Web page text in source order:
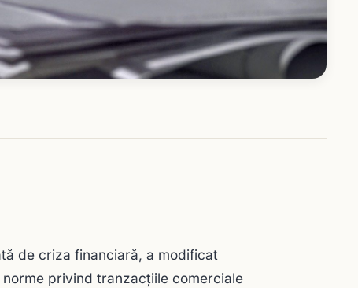
de criza financiară, a modificat
privind tranzacțiile comerciale